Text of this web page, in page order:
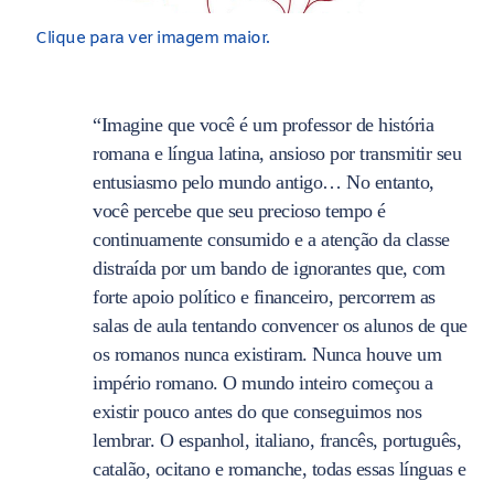
Clique para ver imagem maior.
“Imagine que você é um professor de história
romana e língua latina, ansioso por transmitir seu
entusiasmo pelo mundo antigo… No entanto,
você percebe que seu precioso tempo é
continuamente consumido e a atenção da classe
distraída por um bando de ignorantes que, com
forte apoio político e financeiro, percorrem as
salas de aula tentando convencer os alunos de que
os romanos nunca existiram. Nunca houve um
império romano. O mundo inteiro começou a
existir pouco antes do que conseguimos nos
lembrar. O espanhol, italiano, francês, português,
catalão, ocitano e romanche, todas essas línguas e